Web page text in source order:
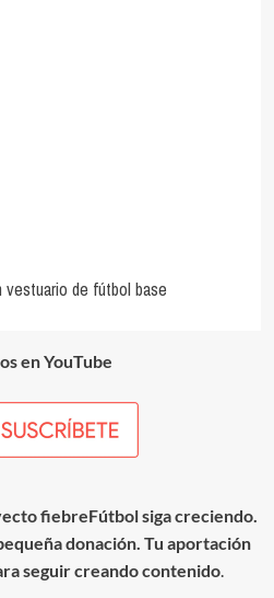
de fútbol base
en YouTube
fiebreFútbol siga creciendo.
donación. Tu aportación
seguir creando contenido.